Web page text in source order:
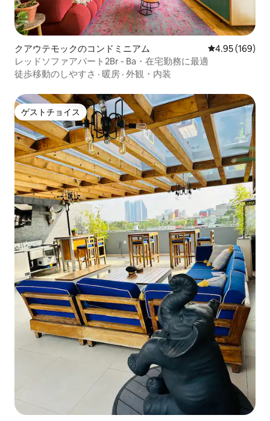
クアウテモックのコンドミニアム レビュー169
4.95 (169)
レッドソファアパート2Br - Ba・在宅勤務に最適
徒歩移動のしやすさ · 暖房 · 外観・内装
ゲストチョイス
ゲストチョイス